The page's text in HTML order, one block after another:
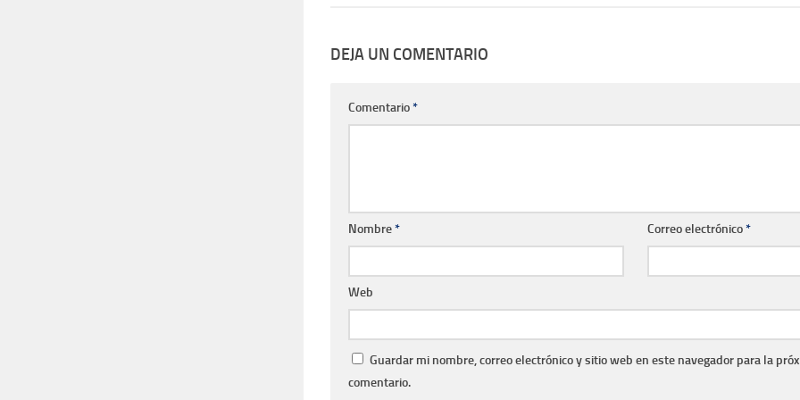
DEJA UN COMENTARIO
Comentario*
Nombre* Correo electrónico*
Web
Guardar mi nombre, correo electrónico y sitio web en este navegador para la
comentario.